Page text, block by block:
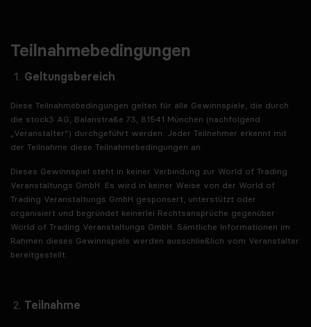
Teilnahmebedingungen
Geltungsbereich
Diese Teilnahmebedingungen gelten für alle Gewinnspiele, die durch
die stock3 AG, Balanstraße 73, 81541 München (nachfolgend
„Veranstalter“) durchgeführt werden. Jeder Teilnehmer erkennt mit
der Teilnahme diese Teilnahmebedingungen an.
Dieses Gewinnspiel steht in keiner Verbindung zur World of Trading
Veranstaltungs GmbH. Es wird in keiner Weise von der World of
Trading Veranstaltungs GmbH gesponsert, unterstützt oder
organisiert und begründet keinerlei Rechtsansprüche gegenüber
World of Trading Veranstaltungs GmbH. Sämtliche Informationen im
Rahmen dieses Gewinnspiels werden ausschließlich vom Veranstalter
bereitgestellt.
Teilnahme